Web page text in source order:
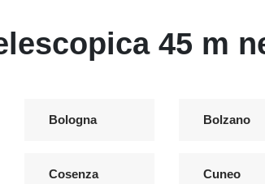
45 m
Bologna Bolzano
Cosenza Cuneo